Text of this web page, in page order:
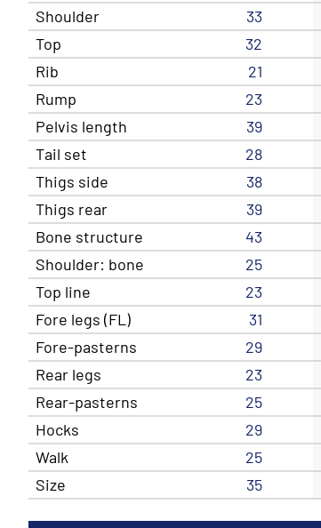
Shoulder
33
Top
32
Rib
21
Rump
23
Pelvis length
39
Tail set
28
Thigs side
38
Thigs rear
39
Bone structure
43
Shoulder: bone
25
Top line
23
Fore legs (FL)
31
Fore-pasterns
29
Rear legs
23
Rear-pasterns
25
Hocks
29
Walk
25
Size
35